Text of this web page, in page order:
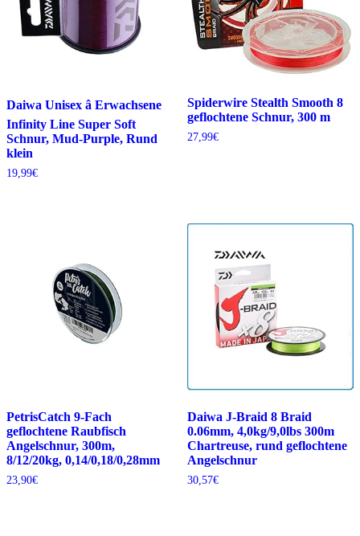
Daiwa Unisex â Erwachsene
Infinity Line Super Soft
Schnur, Mud-Purple, Rund
klein
19,99€
Spiderwire Stealth Smooth 8
geflochtene Schnur, 300 m
27,99€
PetrisCatch 9-Fach
geflochtene Raubfisch
Angelschnur, 300m,
8/12/20kg, 0,14/0,18/0,28mm
23,90€
Daiwa J-Braid 8 Braid
0.06mm, 4,0kg/9,0lbs 300m
Chartreuse, rund geflochtene
Angelschnur
30,57€